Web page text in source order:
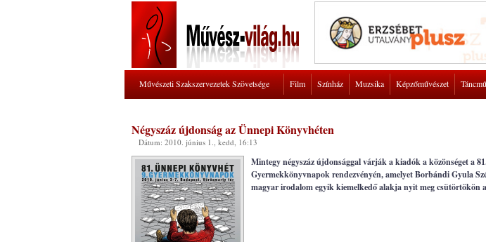
Művészeti Szakszervezetek Szövetsége Film Színház Muzsika Képzőművészet
Négyszáz újdonság az Ünnepi Könyvhéten
Dátum: 2010. június 1., kedd, 16:13
Mintegy négyszáz újdonsággal várják a kiadók a közönséget a
Gyermekkönyvnapok rendezvényén, amelyet Borbándi Gyula
magyar irodalom egyik kiemelkedő alakja nyit meg csütörtökön